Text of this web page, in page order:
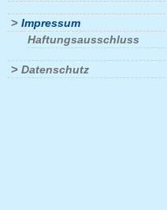
> Impressum
Haftungsausschluss
> Datenschutz